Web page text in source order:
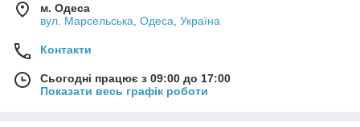
м. Одеса
вул. Марсельська, Одеса, Україна
Контакти
Сьогодні працює з 09:00 до 17:00
Показати весь графік роботи